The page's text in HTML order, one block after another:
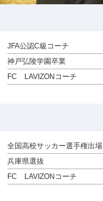
JFA公認C級コーチ
神戸弘陵学園卒業
FC LAVIZONコーチ
全国高校サッカー選手権出場
兵庫県選抜
FC LAVIZONコーチ